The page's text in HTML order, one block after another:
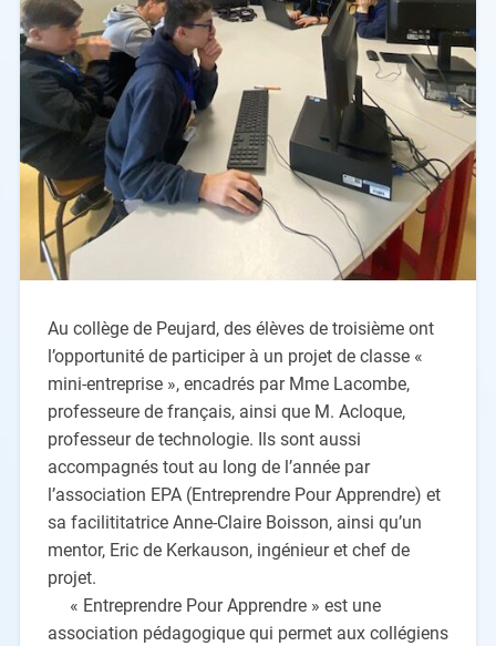
Au collège de Peujard, des élèves de troisième ont
l’opportunité de participer à un projet de classe «
mini-entreprise », encadrés par Mme Lacombe,
professeure de français, ainsi que M. Acloque,
professeur de technologie. Ils sont aussi
accompagnés tout au long de l’année par
l’association EPA (Entreprendre Pour Apprendre) et
sa facilititatrice Anne-Claire Boisson, ainsi qu’un
mentor, Eric de Kerkauson, ingénieur et chef de
projet.
« Entreprendre Pour Apprendre » est une
association pédagogique qui permet aux collégiens